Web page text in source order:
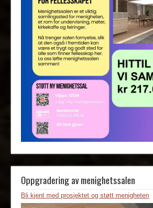
Oppgradering av menighetssalen
Bli kjent med prosjektet og støtt menigheten